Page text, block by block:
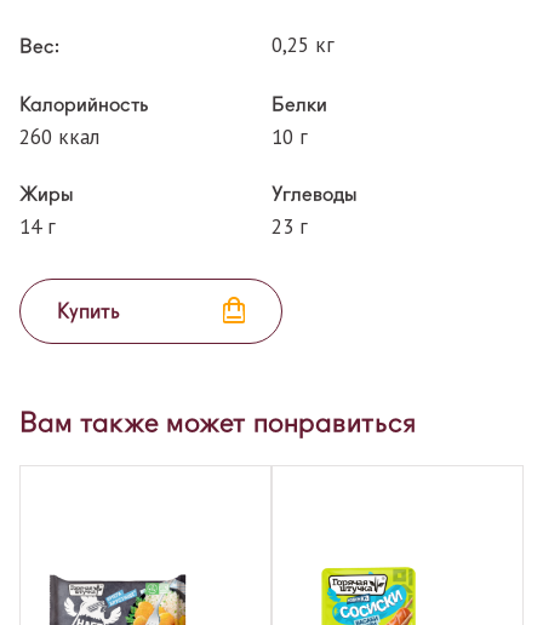
Вес: 0,25 кг
Калорийность
260 ккал
Жиры
14 г
Белки
10 г
Углеводы
23 г
Купить
Вам также может понравиться